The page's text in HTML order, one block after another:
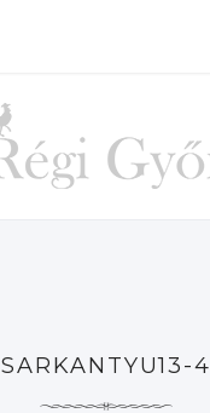
SARKANTYU13-4